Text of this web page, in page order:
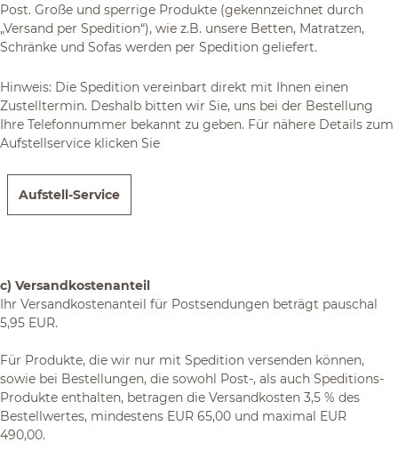
Post. Große und sperrige Produkte (gekennzeichnet durch
„Versand per Spedition“), wie z.B. unsere Betten, Matratzen,
Schränke und Sofas werden per Spedition geliefert.
Hinweis: Die Spedition vereinbart direkt mit Ihnen einen
Zustelltermin. Deshalb bitten wir Sie, uns bei der Bestellung
Ihre Telefonnummer bekannt zu geben. Für nähere Details zum
Aufstellservice klicken Sie
Aufstell-Service
c) Versandkostenanteil
Ihr Versandkostenanteil für Postsendungen beträgt pauschal
5,95 EUR.
Für Produkte, die wir nur mit Spedition versenden können,
sowie bei Bestellungen, die sowohl Post-, als auch Speditions-
Produkte enthalten, betragen die Versandkosten 3,5 % des
Bestellwertes, mindestens EUR 65,00 und maximal EUR
490,00.